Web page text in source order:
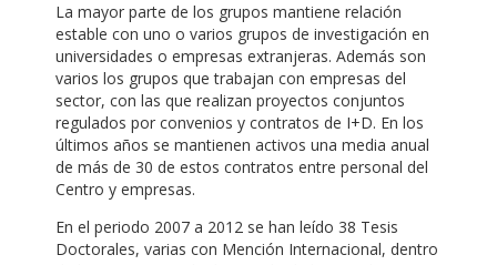
La mayor parte de los grupos mantiene relación
estable con uno o varios grupos de investigación en
universidades o empresas extranjeras. Además son
varios los grupos que trabajan con empresas del
sector, con las que realizan proyectos conjuntos
regulados por convenios y contratos de I+D. En los
últimos años se mantienen activos una media anual
de más de 30 de estos contratos entre personal del
Centro y empresas.
En el periodo 2007 a 2012 se han leído 38 Tesis
Doctorales, varias con Mención Internacional, dentro